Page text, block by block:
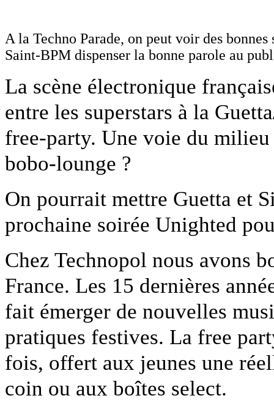
A la Techno Parade, on peut voir des bonnes
Saint-BPM dispenser la bonne parole au
La scène électronique
entre les superstars à la
free-party. Une voie du
bobo-lounge ?
On pourrait mettre Guetta et
prochaine soirée Unighted
Chez Technopol nous avons
France. Les 15 dernières
fait émerger de nouvelles
pratiques festives. La free
fois, offert aux jeunes une
coin ou aux boîtes select.